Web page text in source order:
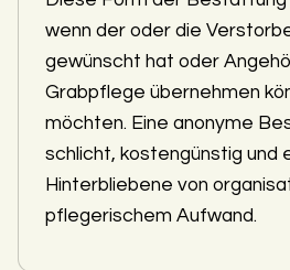
wenn der oder die
gewünscht hat oder
Grabpflege übernehmen
möchten. Eine anonyme
schlicht, kostengünstig und
Hinterbliebene von
pflegerischem Aufwand.